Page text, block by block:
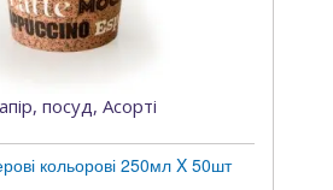
посуд, Асорті
кольорові 250мл X 50шт